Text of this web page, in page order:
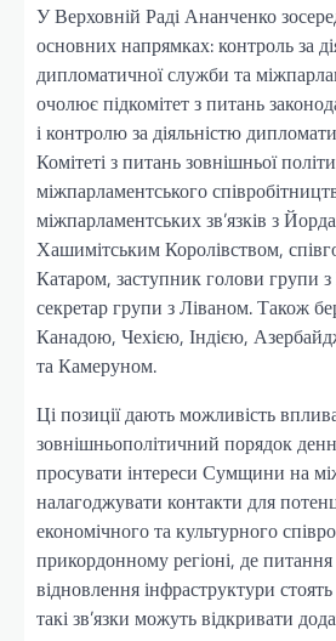
У Верховній Раді Ананченко
основних напрямках: контроль за
дипломатичної служби та
очолює підкомітет з питань
і контролю за діяльністю
Комітеті з питань зовнішньої
міжпарламентського
міжпарламентських зв’язків з
Хашимітським Королівством,
Катаром, заступник голови групи
секретар групи з Ліваном. Також
Канадою, Чехією, Індією,
та Камеруном.
Ці позиції дають можливість
зовнішньополітичний порядок
просувати інтереси Сумщини на
налагоджувати контакти для
економічного та культурного
прикордонному регіоні, де
відновлення інфраструктури
такі зв’язки можуть відкривати